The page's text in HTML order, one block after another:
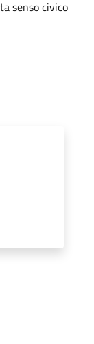
senso civico